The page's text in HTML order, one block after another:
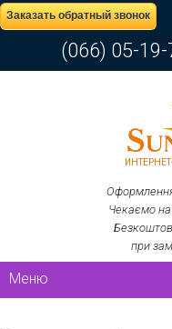
Заказать обратный звонок
(066) 05-
Чекаємо на
при
Меню